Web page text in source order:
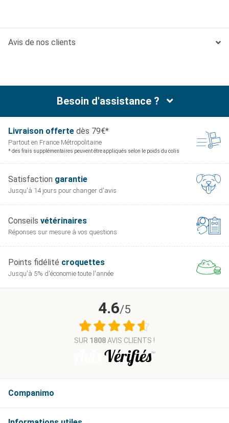
Avis de nos clients
Besoin d'assistance ?
Livraison offerte dès 79€*
Partout en France Métropolitaine
* des frais supplémentaires peuvent être appliqués selon le poids du colis
Satisfaction garantie
Jusqu'à 14 jours pour changer d'avis
Conseils vétérinaires
Réponses sur mesure à vos questions
Points fidélité croquettes
Jusqu'à 5% d'économie toute l'année
Companimo
4.6/5
SUR 1808AVIS CLIENTS !